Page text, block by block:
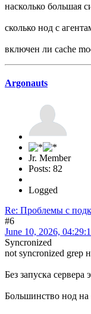
насколько большая
сколько нод с
включен ли cache
Argonauts
Jr. Member
Posts: 82
Logged
Re: Проблемы с
#6
June 10, 2026,
Syncronized
not syncronized grep
Без запуска
Большинство нод на